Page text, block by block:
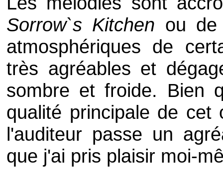
Sorrow`s Kitchen ou
atmosphériques de
très agréables et
sombre et froide. Bien
qualité principale de
l'auditeur passe un
que j'ai pris plaisir moi-